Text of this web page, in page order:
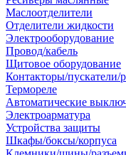
Маслоотделители
Отделители жидкости
Электрооборудование
Провод/кабель
Щитовое оборудование
Контакторы/пускатели/
Термореле
Автоматические
Электроарматура
Устройства защиты
Шкафы/боксы/корпуса